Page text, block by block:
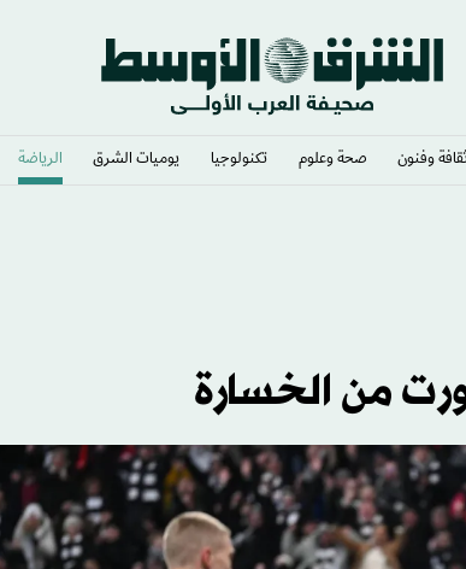
وفنون صحة وعلوم تكنولوجيا يوميات الشرق​ الرياضة
من الخسارة